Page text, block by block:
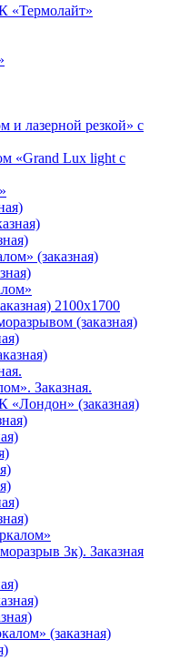
«Термолайт»
и лазерной резкой» с
«Grand Lux light с
(заказная)
2100х1700
(заказная)
Заказная.
«Лондон» (заказная)
3к). Заказная
(заказная)